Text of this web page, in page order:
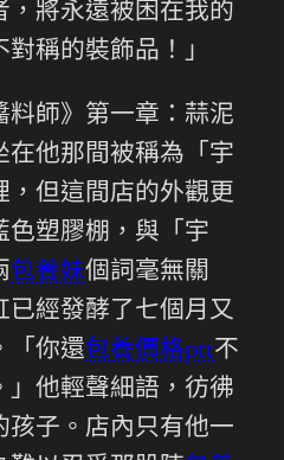
，將永遠被困在我的
稱的裝飾品！」
料師》第一章：蒜泥
在他那間被稱為「宇
，但這間店的外觀更
色塑膠棚，與「宇
包養妹個詞毫無關
已經發酵了七個月又
「你還包養價格ptt不
」他輕聲細語，彷彿
孩子。店內只有他一